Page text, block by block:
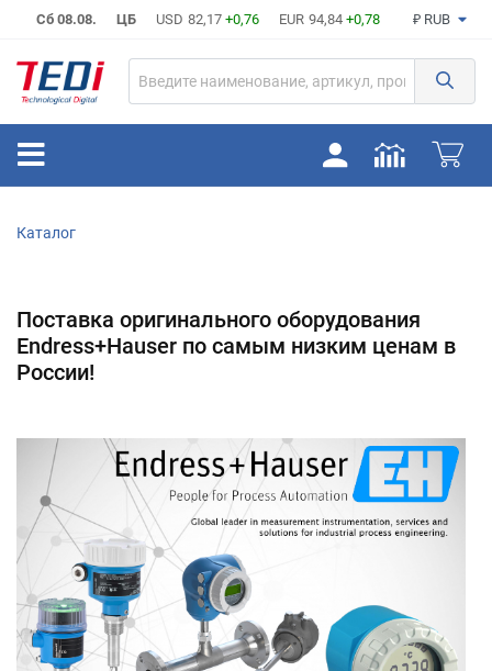
Сб 08.08. ЦБ USD 82,17 +0,76 EUR 94,84 +0,78 ₽ RUB
Каталог
Поставка оригинального оборудования
Endress+Hauser по самым низким ценам в
России!